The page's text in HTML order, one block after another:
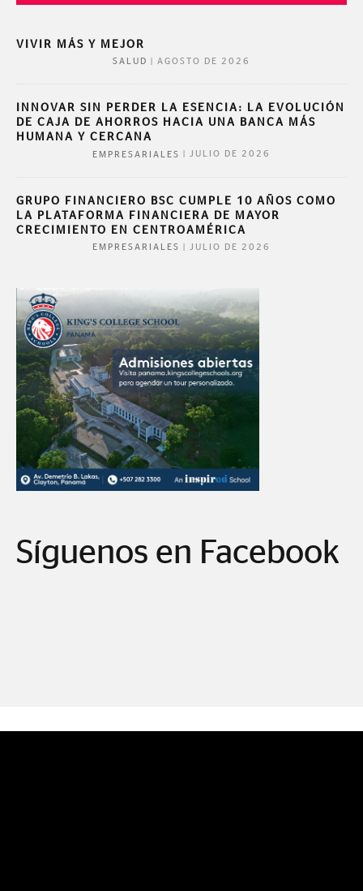
VIVIR MÁS Y MEJOR
SALUD AGOSTO DE 2026
INNOVAR SIN PERDER LA ESENCIA: LA EVOLUCIÓN
DE CAJA DE AHORROS HACIA UNA BANCA MÁS
HUMANA Y CERCANA
EMPRESARIALES JULIO DE 2026
GRUPO FINANCIERO BSC CUMPLE 10 AÑOS COMO
LA PLATAFORMA FINANCIERA DE MAYOR
CRECIMIENTO EN CENTROAMÉRICA
EMPRESARIALES JULIO DE 2026
Síguenos en Facebook